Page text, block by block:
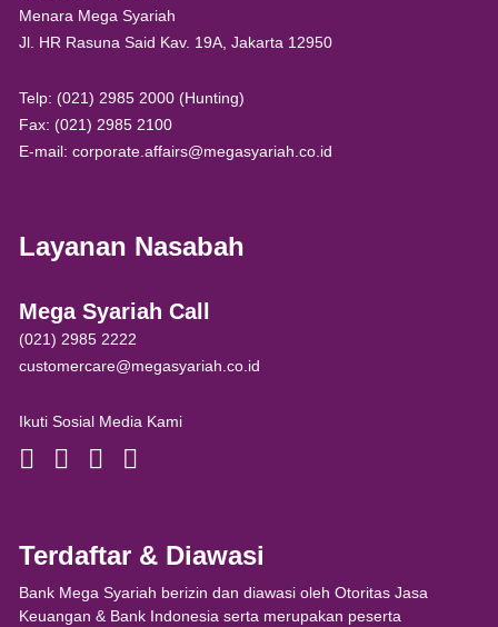
Menara Mega Syariah
Jl. HR Rasuna Said Kav. 19A, Jakarta 12950
Telp: (021) 2985 2000 (Hunting)
Fax: (021) 2985 2100
E-mail: corporate.affairs@megasyariah.co.id
Layanan Nasabah
Mega Syariah Call
(021) 2985 2222
customercare@megasyariah.co.id
Ikuti Sosial Media Kami
Terdaftar & Diawasi
Bank Mega Syariah berizin dan diawasi oleh Otoritas Jasa
Keuangan & Bank Indonesia serta merupakan peserta